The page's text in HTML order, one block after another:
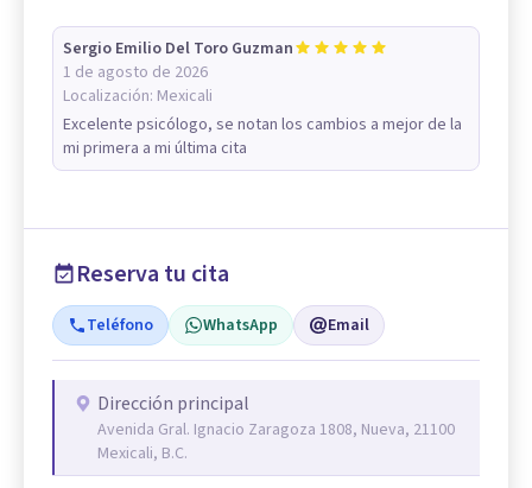
Sergio Emilio Del Toro Guzman
1 de agosto de 2026
Localización: Mexicali
Excelente psicólogo, se notan los cambios a mejor de la
mi primera a mi última cita
Reserva tu cita
Teléfono WhatsApp Email
Dirección principal
Avenida Gral. Ignacio Zaragoza 1808, Nueva, 21100
Mexicali, B.C.